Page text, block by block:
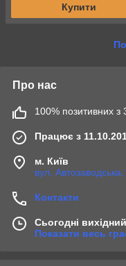
Купити
Про нас
100% позитивних з
Працює з
м. Київ
вул.
Контакти
Сьогодні вихідний
Показати весь